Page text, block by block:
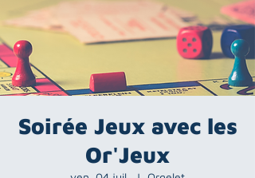
Soirée Jeux avec les
Or'Jeux